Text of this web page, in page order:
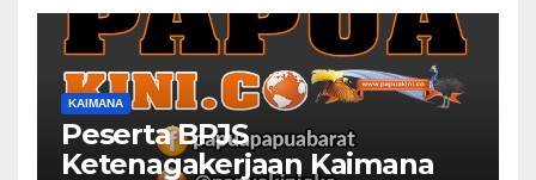
KAIMANA
Peserta BPJS
Ketenagakerjaan Kaimana